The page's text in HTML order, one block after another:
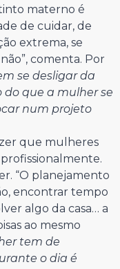
materno é
de cuidar, de
extrema, se
comenta. Por
se desligar da
que a mulher se
num projeto
que mulheres
“O planejamento
encontrar tempo
algo da casa… a
ao mesmo
tem de
o dia é